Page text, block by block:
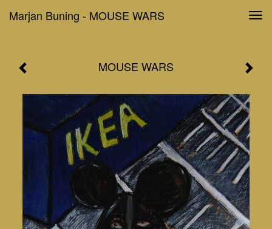
Marjan Buning - MOUSE WARS
MOUSE WARS